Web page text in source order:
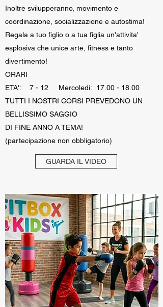
Inoltre svilupperanno, movimento e
coordinazione, socializzazione e autostima!
Regala a tuo figlio o a tua figlia un'attivita'
esplosiva che unice arte, fitness e tanto
divertimento!
ORARI
ETA': 7 - 12 Mercoledi: 17.00 - 18.00
TUTTI I NOSTRI CORSI PREVEDONO UN
BELLISSIMO SAGGIO
DI FINE ANNO A TEMA!
(partecipazione non obbligatorio)
GUARDA IL VIDEO